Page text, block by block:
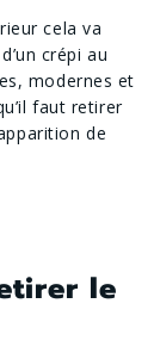
cela va
crépi au
modernes et
faut retirer
de
le